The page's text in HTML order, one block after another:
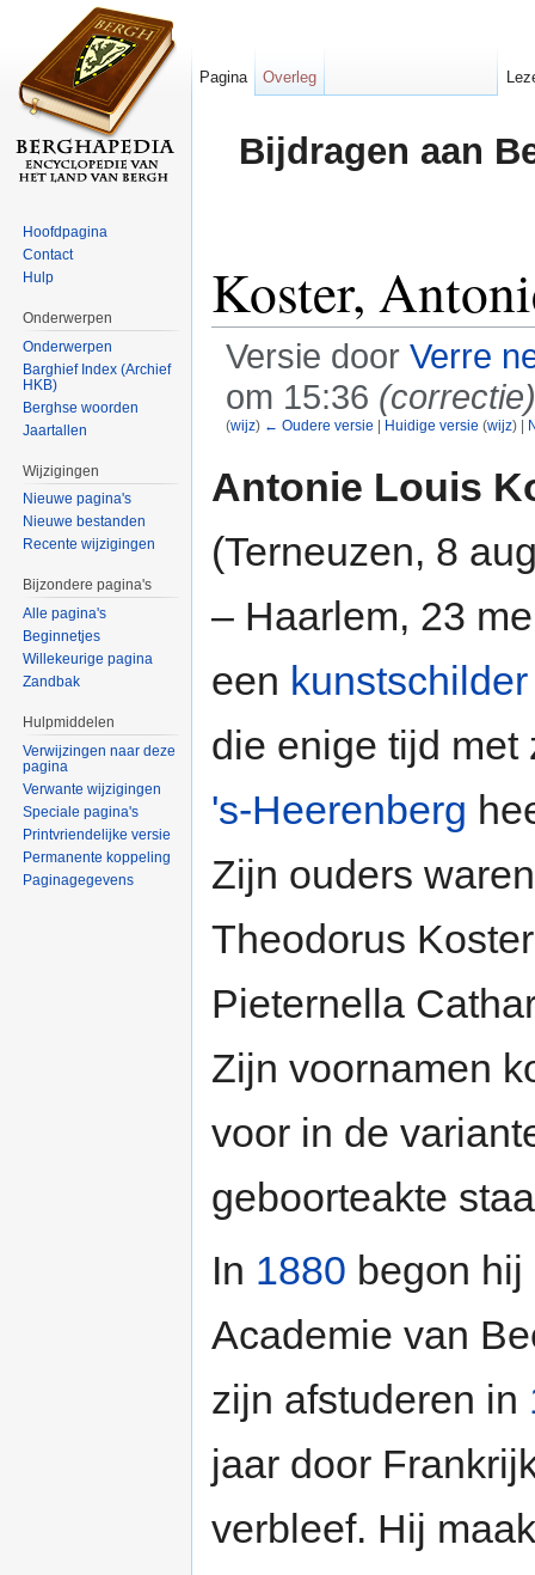
Bijdragen aan
Koster,
Versie door Verre
om 15:36 (correctie)
(wijz) ← Oudere versie Huidige versie (wijz) |
Antonie Louis
(Terneuzen, 8
– Haarlem, 23
een kunstschilder
die enige tijd met
's-Heerenberg
Zijn ouders
Theodorus
Pieternella
Zijn voornamen
voor in de
geboorteakte
In 1880 begon
Academie van
zijn afstuderen in
jaar door
verbleef. Hij
Pagina Overleg
Hoofdpagina
Contact
Hulp
Onderwerpen
Onderwerpen
Barghief Index (Archief
HKB)
Berghse woorden
Jaartallen
Wijzigingen
Nieuwe pagina's
Nieuwe bestanden
Recente wijzigingen
Bijzondere pagina's
Alle pagina's
Beginnetjes
Willekeurige pagina
Zandbak
Hulpmiddelen
Verwijzingen naar deze
pagina
Verwante wijzigingen
Speciale pagina's
Printvriendelijke versie
Permanente koppeling
Paginagegevens